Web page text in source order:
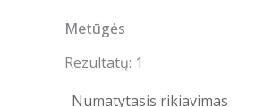
Metūgės
Rezultatų: 1